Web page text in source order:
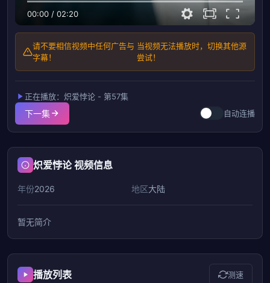
00:00 / 02:20
请不要相信视频中任何广告与
字幕！
当视频无法播放时，切换其他源
尝试！
正在播放：炽爱悖论 - 第57集
下一集 自动连播
炽爱悖论 视频信息
年份2026 地区大陆
暂无简介
播放列表 测速